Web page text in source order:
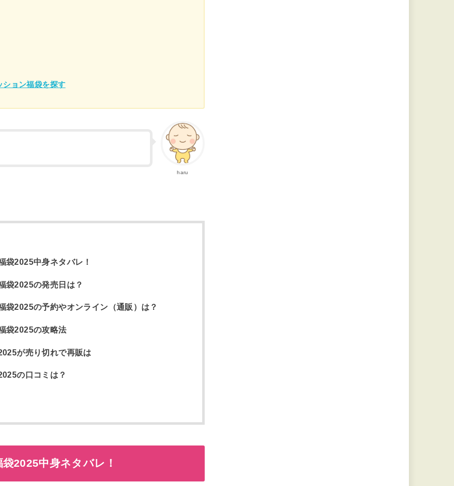
ション福袋を探す
haru
袋2025中身ネタバレ！
袋2025の発売日は？
袋2025の予約やオンライン（通販）は？
袋2025の攻略法
が売り切れで再販は
の口コミは？
2025中身ネタバレ！